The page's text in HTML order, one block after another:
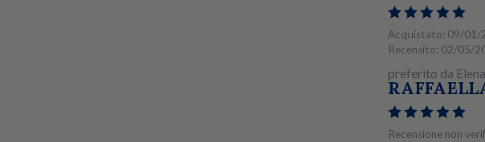
Acquistato: 09/01/
Recensito: 02/05/
preferito da Elena
Recensione non